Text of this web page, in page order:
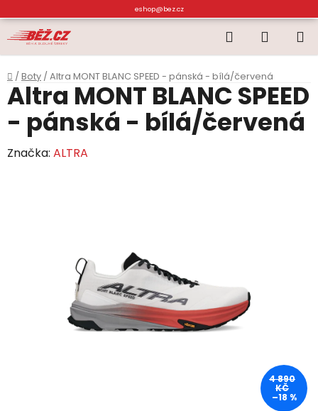
na
obsah
eshop@bez.cz
Hledat
KOŠÍK
Domů
/ Boty / Altra MONT BLANC SPEED - pánská - bílá/červená
Altra MONT BLANC SPEED
- pánská - bílá/červená
Značka: ALTRA
4 890
KČ
–18 %